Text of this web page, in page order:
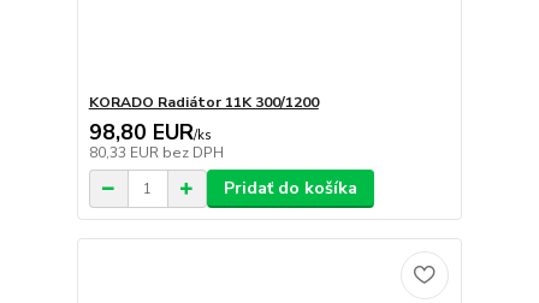
KORADO Radiátor 11K 300/1200
98,80 EUR/ks
80,33 EUR bez DPH
Pridať do košíka